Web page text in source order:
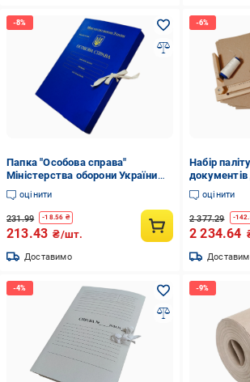
Папка "Особова справа"
Міністерства оборони України
А4 на зав'язках матове PP-
покриття (PMOU-LD-A4-PP/MT-
20/2)
оцінити
231.99 -18.56 ₴
213.43 ₴/шт.
Доставимо
Набір
справ
оцінити
2 377.29 -
2 234.64